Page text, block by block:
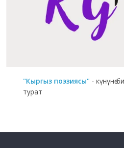
"Кыргыз поэзиясы" - күнүнө
турат